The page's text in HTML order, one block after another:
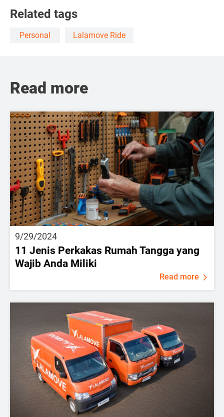
Related tags
Personal Lalamove Ride
Read more
9/29/2024
11 Jenis Perkakas Rumah Tangga yang
Wajib Anda Miliki
Read more